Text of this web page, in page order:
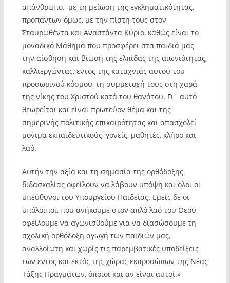
απάνθρωπο, με τη μείωση της εγκληματικότητας,
προπάντων όμως, με την πίστη τους στον
Σταυρωθέντα και Αναστάντα Κύριο, καθώς είναι το
μοναδικό Μάθημα που προσφέρει στα παιδιά μας
την αίσθηση και βίωση της ελπίδας της αιωνιότητας,
καλλιεργώντας, εντός της καταχνιάς αυτού του
προσωρινού κόσμου, τη συμμετοχή τους στη χαρά
της νίκης του Χριστού κατά του θανάτου. Γι΄ αυτό
θεωρείται και είναι πρωτεύον θέμα και της
σημερινής πολιτικής επικαιρότητας και απασχολεί
μόνιμα εκπαιδευτικούς, γονείς, μαθητές, κλήρο και
λαό.
Αυτήν την αξία και τη σημασία της ορθόδοξης
διδασκαλίας οφείλουν να λάβουν υπόψη και όλοι οι
υπεύθυνοι του Υπουργείου Παιδείας. Εμείς δε οι
υπόλοιποι, που ανήκουμε στον απλό λαό του Θεού,
οφείλουμε να αγωνισθούμε για να διασώσουμε τη
σχολική ορθόδοξη αγωγή των παιδιών μας,
αναλλοίωτη και χωρίς τις παρεμβατικές υποδείξεις
των εντός και εκτός της χώρας εκπροσώπων της Νέας
Τάξης Πραγμάτων, όποιοι και αν είναι αυτοί.»